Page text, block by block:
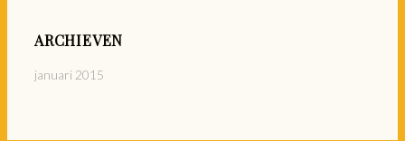
ARCHIEVEN
januari 2015